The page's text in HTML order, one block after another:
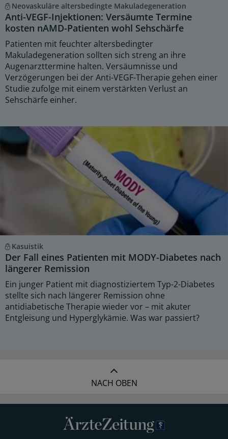
Neovaskuläre altersbedingte Makuladegeneration
Anti-VEGF-Injektionen: Versäumte Termine
kosten nAMD-Patienten wohl Sehschärfe
Patienten mit feuchter altersbedingter
Makuladegeneration sollten sich streng an ihre
Augenarzttermine halten. Versäumnisse und
Verzögerungen bei der Anti-VEGF-Therapie gehen einer
Studie zufolge mit einem verstärkten Verlust an
Sehschärfe einher.
Kasuistik
Der Fall eines Patienten mit MODY-Diabetes nach
längerer Remission
Ein junger Patient mit diagnostiziertem Typ-2-Diabetes
stellte sich nach längerer Remission ohne
antidiabetische Therapie wieder vor – mit akuter
Entgleisung und Hyperglykämie. Was war passiert?
NACH OBEN